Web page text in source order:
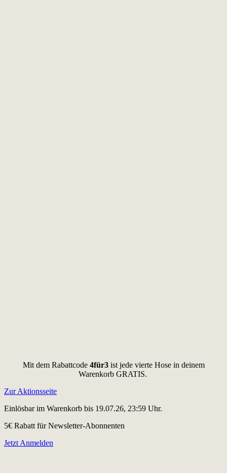
Mit dem Rabattcode 4für3ist jede vierte Hose in deinem
Warenkorb GRATIS.
Zur Aktionsseite
Einlösbar im Warenkorb bis 19.07.26, 23:59 Uhr.
5€ Rabatt für Newsletter-Abonnenten
Jetzt Anmelden